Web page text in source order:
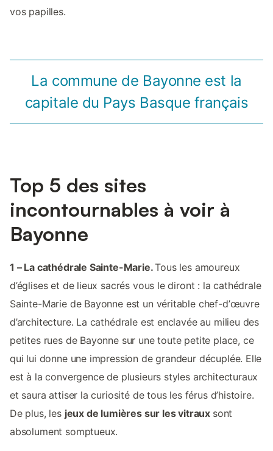
vos papilles.
La commune de Bayonne est la
capitale du Pays Basque français
Top 5 des sites
incontournables à voir à
Bayonne
1 – La cathédrale Sainte-Marie.Tous les amoureux
d’églises et de lieux sacrés vous le diront : la cathédrale
Sainte-Marie de Bayonne est un véritable chef-d’œuvre
d’architecture. La cathédrale est enclavée au milieu des
petites rues de Bayonne sur une toute petite place, ce
qui lui donne une impression de grandeur décuplée. Elle
est à la convergence de plusieurs styles architecturaux
et saura attiser la curiosité de tous les férus d’histoire.
De plus, les jeux de lumières sur les vitraux sont
absolument somptueux.